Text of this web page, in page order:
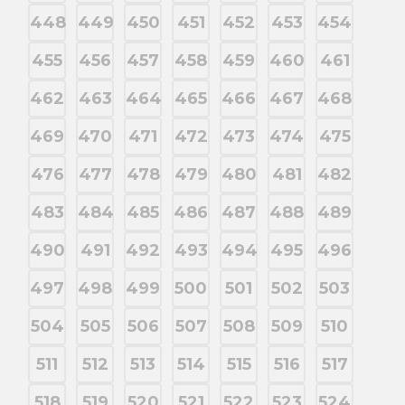
448 449 450 451 452 453
454
455
456 457 458 459 460
461
462
463 464 465 466 467
468
469
470 471 472 473 474
475
476
477 478 479 480 481
482
483
484 485 486 487 488
489
490
491 492 493 494 495
496
497
498 499 500 501 502
503
504
505 506 507 508 509
510
511
512 513 514 515 516
517